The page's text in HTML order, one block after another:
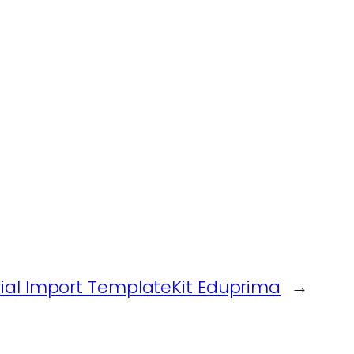
Import TemplateKit Eduprima →